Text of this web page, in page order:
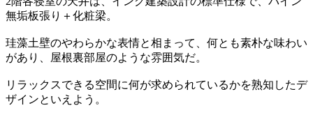
無垢板張り＋化粧梁。
珪藻土壁のやわらかな表情と相まって、何とも素朴な味わい
があり、屋根裏部屋のような雰囲気だ。
リラックスできる空間に何が求められているかを熟知したデ
ザインといえよう。